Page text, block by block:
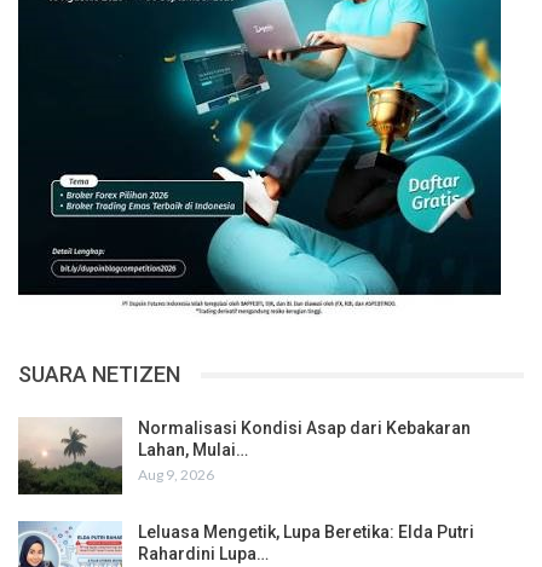
SUARA NETIZEN
Normalisasi Kondisi Asap dari Kebakaran
Lahan, Mulai…
Aug 9, 2026
Leluasa Mengetik, Lupa Beretika: Elda Putri
Rahardini Lupa…